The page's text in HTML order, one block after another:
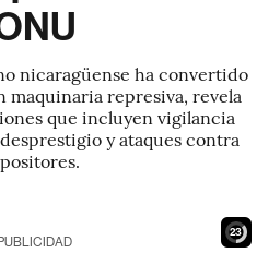
nicaragüense ha convertido
maquinaria represiva, revela
que incluyen vigilancia
y ataques contra
21
PUBLICIDAD